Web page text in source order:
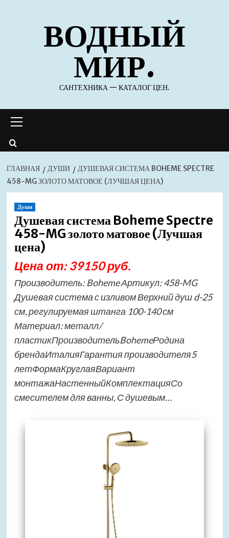
содержимомуВОДНЫЙ
МИР.
САНТЕХНИКА — КАТАЛОГ ЦЕН.
меню
ГЛАВНАЯ ДУШИ
ДУШЕВАЯ СИСТЕМА BOHEME SPECTRE
458-MG ЗОЛОТО МАТОВОЕ (ЛУЧШАЯ ЦЕНА)
Души
Душевая система Boheme Spectre
458-MG золото матовое (Лучшая
цена)
Цена от: 39150 руб.
Производитель: Boheme Артикул: 458-MG
Душевая система с изливом Верхний душ d-25
см, регулируемая штанга 100-140 см
Материал: металл/
пластикПроизводительBohemeРодина
брендаИталияГарантия производителя5
летФормаКруглаяВариант
монтажаНастенныйКомплектацияСо
смесителем для ванны, С душевым…